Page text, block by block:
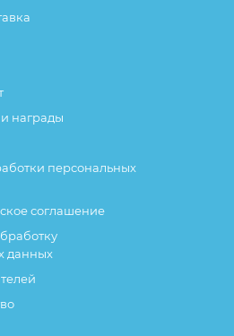
награды
персональных
соглашение
данных